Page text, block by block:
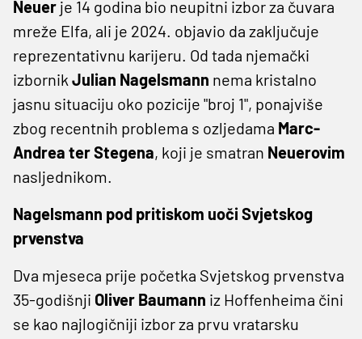
Neuer je 14 godina bio neupitni izbor za čuvara
mreže Elfa, ali je 2024. objavio da zaključuje
reprezentativnu karijeru. Od tada njemački
izbornik Julian Nagelsmann nema kristalno
jasnu situaciju oko pozicije "broj 1", ponajviše
zbog recentnih problema s ozljedama Marc-
Andrea ter Stegena, koji je smatran Neuerovim
nasljednikom.
Nagelsmann pod pritiskom uoči Svjetskog
prvenstva
Dva mjeseca prije početka Svjetskog prvenstva
35-godišnji Oliver Baumann iz Hoffenheima čini
se kao najlogičniji izbor za prvu vratarsku